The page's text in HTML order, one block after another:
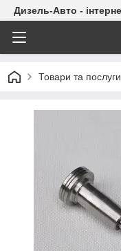
Дизель-Авто -
Товари та послуги